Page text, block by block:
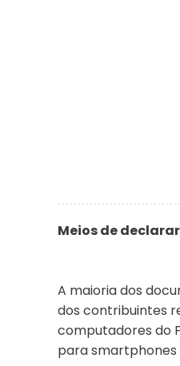
Meios de declarar
A maioria dos
dos contribuintes
computadores do
para smartphones